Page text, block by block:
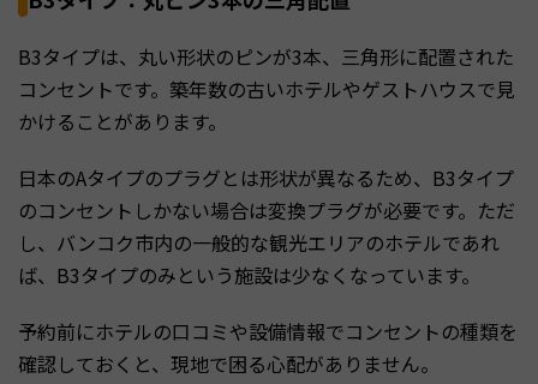
B3タイプは、丸い形状のピンが3本、三角形に配置された
コンセントです。築年数の古いホテルやゲストハウスで見
かけることがあります。
日本のAタイプのプラグとは形状が異なるため、B3タイプ
のコンセントしかない場合は変換プラグが必要です。ただ
し、バンコク市内の一般的な観光エリアのホテルであれ
ば、B3タイプのみという施設は少なくなっています。
予約前にホテルの口コミや設備情報でコンセントの種類を
確認しておくと、現地で困る心配がありません。